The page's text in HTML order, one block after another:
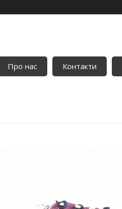
Про нас Контакти